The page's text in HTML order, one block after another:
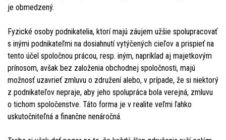
je obmedzený.
Fyzické osoby podnikatelia, ktorí majú záujem užšie spolupracovať
s inými podnikateľmi na dosiahnutí vytýčených cieľov a prispieť na
tento účel spoločnou prácou, resp. iným, napríklad aj majetkovým
prínosom, avšak bez založenia obchodnej spoločnosti, majú
možnosť uzavrieť zmluvu o združení alebo, v prípade, že si niektorý
z podnikateľov nepraje, aby jeho spolupráca bola verejná, zmluvu
o tichom spoločenstve. Táto forma je v realite veľmi ľahko
uskutočniteľná a finančne nenáročná.